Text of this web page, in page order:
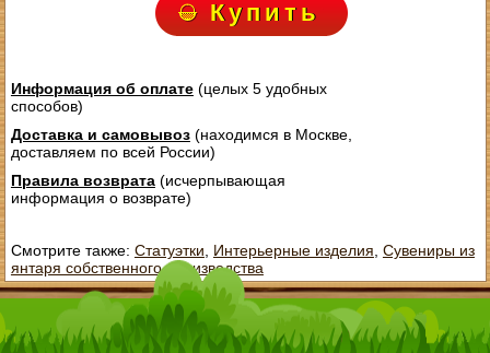
Купить
Информация об оплате(целых 5 удобных
способов)
Доставка и самовывоз(находимся в Москве,
доставляем по всей России)
Правила возврата(исчерпывающая
информация о возврате)
Смотрите также: Статуэтки Интерьерные изделия Сувениры из
янтаря собственного производства